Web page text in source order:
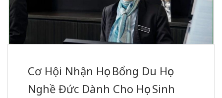
Cơ Hội Nhận Học Bổng Du Học
Nghề Đức Dành Cho Học Sinh